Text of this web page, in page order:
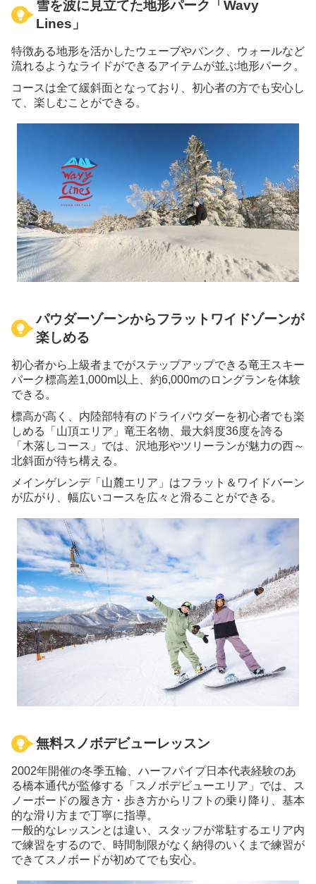
雪を波に見立てた地形パーク「Wavy
Lines」
特徴ある地形を活かしたウェーブやバンク、ウォールなど
流れるようなライドができるアイテムが並ぶ地形パーク。
コースは全て緩斜面となっており、初心者の方でも安心し
て、楽しむことができる。
パウダーゾーンからフラットワイドゾーンが
楽しめる
初心者から上級者までがステップアップできる竜王スキー
パーク標高差1,000m以上、約6,000mのロングランを体験
できる。
標高が高く、内陸部特有のドライパウダーを初心者でも楽
しめる「山頂エリア」竜王名物、最大斜度36度を誇る
「木落しコース」では、沢地形やツリーランが魅力の西～
北斜面が待ち構える。
メインゲレンデ「山麓エリア」はフラット＆ワイドバーン
が広がり、幅広いコースを広々と滑ることができる。
無料スノボデビューレッスン
2002年開催の冬季五輪、ハーフパイプ日本代表経験のあ
る橋本通代が監修する「スノボデビューエリア」では、ス
ノーボードの履き方・歩き方からリフトの乗り降り、基本
的な滑り方まで丁寧に指導。
一般的なレッスンとは違い、スタッフが常駐するエリア内
で練習をするので、時間制限がなく納得のいくまで練習が
できてスノボードが初めてでも安心。